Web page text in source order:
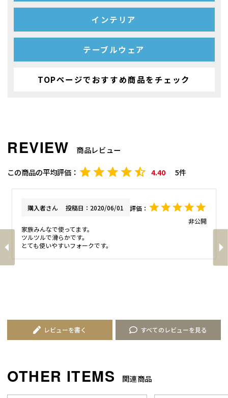
インテリア
テーブルウェア
TOPページでおすすめ商品をチェック
商品レビュー
4.40 5
購入者
非公開
投稿日 2020/06/01
家族みんなで使ってます。
ツルツルで滑らかです。
とても使いやすいフォークです。
すべてのレビューを見る
レビューを書く
関連商品